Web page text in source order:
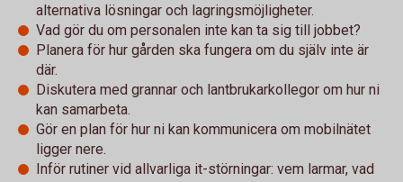
alternativa lösningar och lagringsmöjligheter.
Vad gör du om personalen inte kan ta sig till jobbet?
Planera för hur gården ska fungera om du själv inte är
där.
Diskutera med grannar och lantbrukarkollegor om hur ni
kan samarbeta.
Gör en plan för hur ni kan kommunicera om mobilnätet
ligger nere.
Inför rutiner vid allvarliga it-störningar: vem larmar, vad